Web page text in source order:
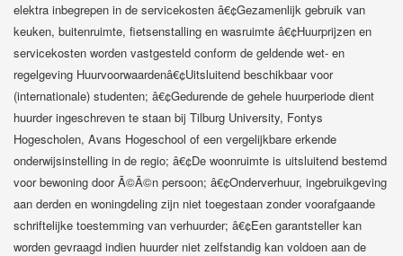
elektra inbegrepen in de servicekosten â€¢Gezamenlijk gebruik van
keuken, buitenruimte, fietsenstalling en wasruimte â€¢Huurprijzen en
servicekosten worden vastgesteld conform de geldende wet- en
regelgeving Huurvoorwaardenâ€¢Uitsluitend beschikbaar voor
(internationale) studenten; â€¢Gedurende de gehele huurperiode dient
huurder ingeschreven te staan bij Tilburg University, Fontys
Hogescholen, Avans Hogeschool of een vergelijkbare erkende
onderwijsinstelling in de regio; â€¢De woonruimte is uitsluitend bestemd
voor bewoning door Ã©Ã©n persoon; â€¢Onderverhuur, ingebruikgeving
aan derden en woningdeling zijn niet toegestaan zonder voorafgaande
schriftelijke toestemming van verhuurder; â€¢Een garantsteller kan
worden gevraagd indien huurder niet zelfstandig kan voldoen aan de